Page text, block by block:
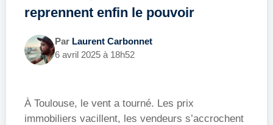
reprennent enfin le pouvoir
Par Laurent Carbonnet
6 avril 2025 à 18h52
À Toulouse, le vent a tourné. Les prix
immobiliers vacillent, les vendeurs s’accrochent